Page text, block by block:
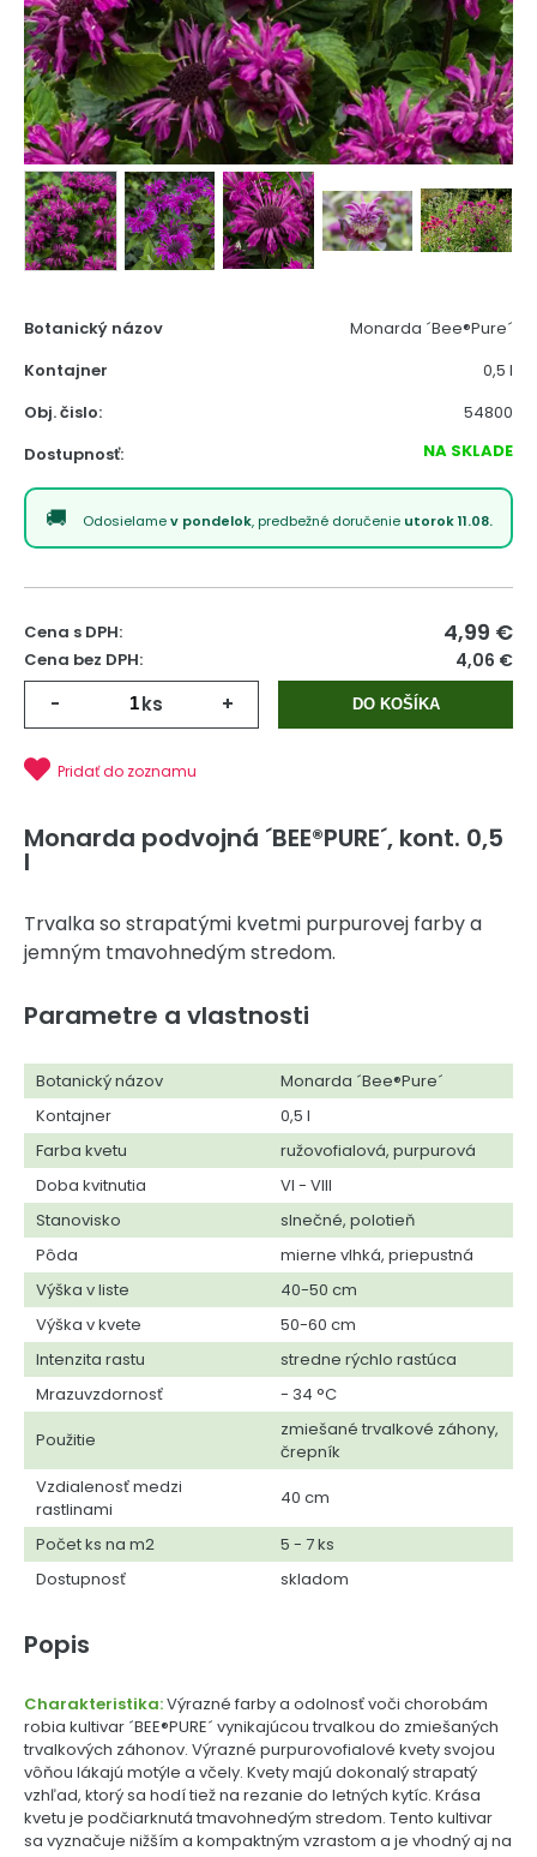
Botanický názov
Monarda ´Bee®Pure´
Kontajner
0,5 l
Obj. čislo:
54800
Dostupnosť:
NA SKLADE
Odosielamev pondelok, predbežné doručenie utorok 11.08.
Cena s DPH: 4,99 €
Cena bez DPH: 4,06 €
- ks + DO KOŠÍKA
Pridať do zoznamu
Monarda podvojná ´BEE®PURE´, kont. 0,5
l
Trvalka so strapatými kvetmi purpurovej farby a
jemným tmavohnedým stredom.
Parametre a vlastnosti
Botanický názov
Monarda ´Bee®Pure´
Kontajner
0,5 l
Farba kvetu
ružovofialová, purpurová
Doba kvitnutia
VI - VIII
Stanovisko
slnečné, polotieň
Pôda
mierne vlhká, priepustná
Výška v liste
40-50 cm
Výška v kvete
50-60 cm
Intenzita rastu
stredne rýchlo rastúca
Mrazuvzdornosť
- 34 °C
Použitie
zmiešané trvalkové záhony,
črepník
Vzdialenosť medzi
rastlinami
40 cm
Počet ks na m2
5 - 7 ks
Dostupnosť
skladom
Popis
Charakteristika:Výrazné farby a odolnosť voči chorobám
robia kultivar ´BEE®PURE´ vynikajúcou trvalkou do zmiešaných
trvalkových záhonov. Výrazné purpurovofialové kvety svojou
vôňou lákajú motýle a včely. Kvety majú dokonalý strapatý
vzhľad, ktorý sa hodí tiež na rezanie do letných kytíc. Krása
kvetu je podčiarknutá tmavohnedým stredom. Tento kultivar
sa vyznačuje nižším a kompaktným vzrastom a je vhodný aj na